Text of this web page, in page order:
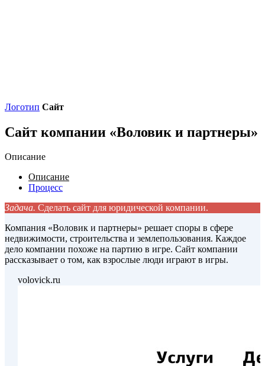
Логотип Сайт
Сайт компании «Воловик и партнеры»
Описание
Описание
Процесс
Задача. Сделать сайт для юридической компании.
Компания «Воловик и партнеры» решает споры в сфере
недвижимости, строительства и землепользования. Каждое
дело компании похоже на партию в игре. Сайт компании
рассказывает о том, как взрослые люди играют в игры.
volovick.ru